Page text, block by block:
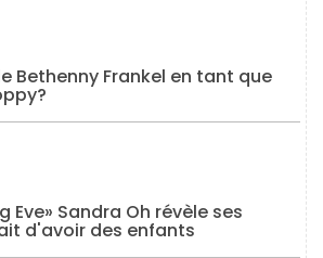
Bethenny Frankel en tant que
Eve» Sandra Oh révèle ses
d'avoir des enfants